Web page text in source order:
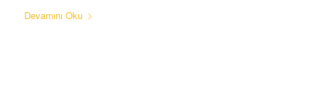
Devamını Oku